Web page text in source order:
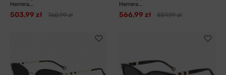
Herrera...
503,99 zł 760,99 zł
Herrera...
566,99 zł 859,99 zł